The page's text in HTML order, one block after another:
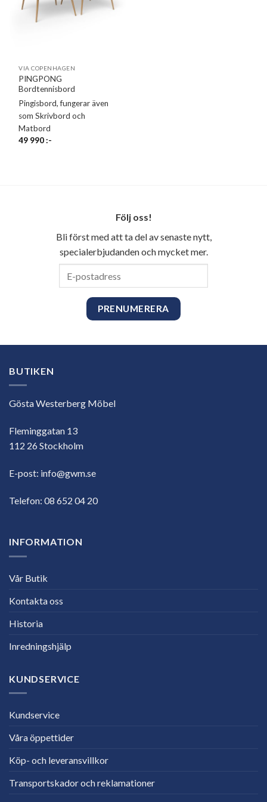
VIA COPENHAGEN
PINGPONG
Bordtennisbord
Pingisbord, fungerar även
som Skrivbord och
Matbord
49 990:-
Följ oss!
Bli först med att ta del av senaste nytt,
specialerbjudanden och mycket mer.
BUTIKEN
Gösta Westerberg Möbel
Fleminggatan 13
112 26 Stockholm
E-post: info@gwm.se
Telefon: 08 652 04 20
INFORMATION
Vår Butik
Kontakta oss
Historia
Inredningshjälp
KUNDSERVICE
Kundservice
Våra öppettider
Köp- och leveransvillkor
Transportskador och reklamationer